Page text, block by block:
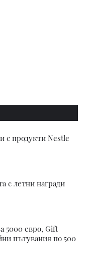
с продукти Nestle
с летни награди
5000 евро, Gift
пътувания по 500